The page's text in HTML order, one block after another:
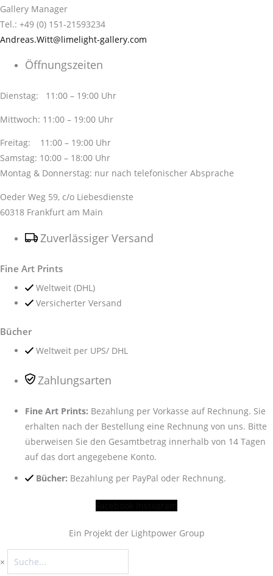
Gallery Manager
Tel.: +49 (0) 151-21593234
Andreas.Witt@limelight-gallery.com
Öffnungszeiten
Dienstag: 11:00 – 19:00 Uhr
Mittwoch: 11:00 – 19:00 Uhr
Freitag: 11:00 – 19:00 Uhr
Samstag: 10:00 – 18:00 Uhr
Montag & Donnerstag: nur nach telefonischer Absprache
Oeder Weg 59, c/o Liebesdienste
60318 Frankfurt am Main
Zuverlässiger Versand
Fine Art Prints
Weltweit (DHL)
Versicherter Versand
Bücher
Weltweit per UPS/ DHL
Zahlungsarten
Fine Art Prints: Bezahlung per Vorkasse auf Rechnung. Sie
erhalten nach der Bestellung eine Rechnung von uns. Bitte
überweisen Sie den Gesamtbetrag innerhalb von 14 Tagen
auf das dort angegebene Konto.
Bücher: Bezahlung per PayPal oder Rechnung.
Ein Projekt der Lightpower Group
×